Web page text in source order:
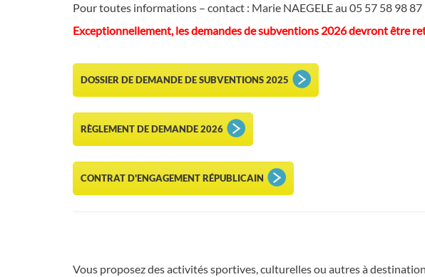
Pour toutes informations – contact : Marie NAEGELE au 05 57 58 98 87
Exceptionnellement, les demandes de subventions 2026 devront être
DOSSIER DE DEMANDE DE SUBVENTIONS 2025
RÈGLEMENT DE DEMANDE 2026
CONTRAT D'ENGAGEMENT RÉPUBLICAIN
Vous proposez des activités sportives, culturelles ou autres à